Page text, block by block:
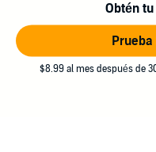
Obtén
$8.99 al mes después de